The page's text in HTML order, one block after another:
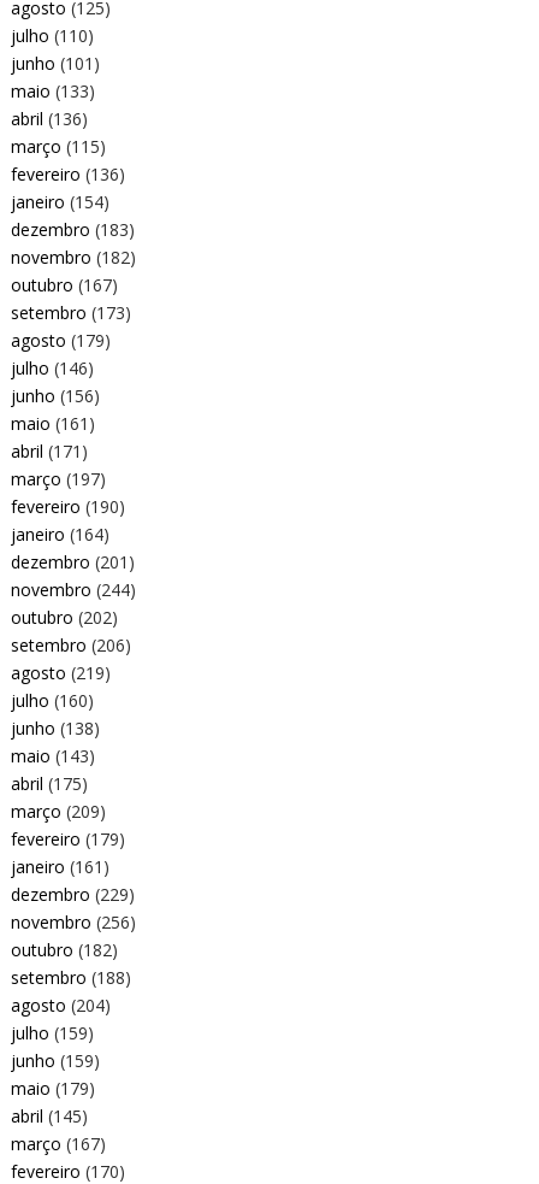
agosto (125)
julho (110)
junho (101)
maio (133)
abril (136)
março (115)
fevereiro (136)
janeiro (154)
dezembro (183)
novembro (182)
outubro (167)
setembro (173)
agosto (179)
julho (146)
junho (156)
maio (161)
abril (171)
março (197)
fevereiro (190)
janeiro (164)
dezembro (201)
novembro (244)
outubro (202)
setembro (206)
agosto (219)
julho (160)
junho (138)
maio (143)
abril (175)
março (209)
fevereiro (179)
janeiro (161)
dezembro (229)
novembro (256)
outubro (182)
setembro (188)
agosto (204)
julho (159)
junho (159)
maio (179)
abril (145)
março (167)
fevereiro (170)